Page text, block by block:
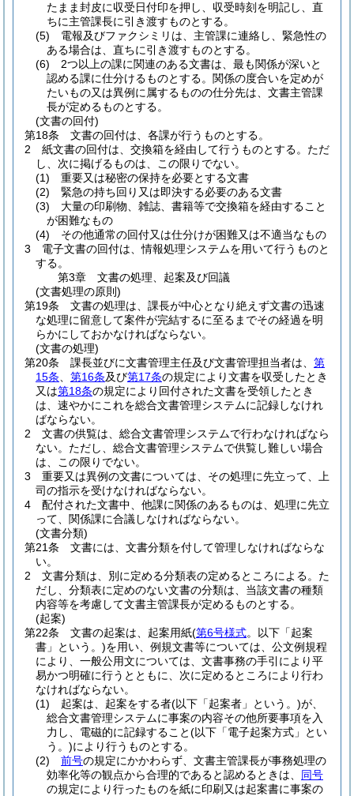
たまま封皮に収受日付印を押し、収受時刻を明記し、直
ちに主管課長に引き渡すものとする。
(5)
電報及びファクシミリは、主管課に連絡し、緊急性の
ある場合は、直ちに引き渡すものとする。
(6)
2つ以上の課に関連のある文書は、最も関係が深いと
認める課に仕分けるものとする。 関係の度合いを定めが
たいもの又は異例に属するものの仕分先は、文書主管課
長が定めるものとする。
(文書の回付)
第18条
文書の回付は、各課が行うものとする。
2
紙文書の回付は、交換箱を経由して行うものとする。 ただ
し、次に掲げるものは、この限りでない。
(1)
重要又は秘密の保持を必要とする文書
(2)
緊急の持ち回り又は即決する必要のある文書
(3)
大量の印刷物、雑誌、書籍等で交換箱を経由すること
が困難なもの
(4)
その他通常の回付又は仕分けが困難又は不適当なもの
3
電子文書の回付は、情報処理システムを用いて行うものと
する。
第3章
文書の処理、起案及び回議
(文書処理の原則)
第19条
文書の処理は、課長が中心となり絶えず文書の迅速
な処理に留意して案件が完結するに至るまでその経過を明
らかにしておかなければならない。
(文書の処理)
第20条
課長並びに文書管理主任及び文書管理担当者は、 第
15条
第16条及び第17条の規定により文書を収受したとき
又は第18条の規定により回付された文書を受領したとき
は、速やかにこれを総合文書管理システムに記録しなけれ
ばならない。
2
文書の供覧は、総合文書管理システムで行わなければなら
ない。 ただし、総合文書管理システムで供覧し難しい場合
は、この限りでない。
3
重要又は異例の文書については、その処理に先立って、上
司の指示を受けなければならない。
4
配付された文書中、他課に関係のあるものは、処理に先立
って、関係課に合議しなければならない。
(文書分類)
第21条
文書には、文書分類を付して管理しなければならな
い。
2
文書分類は、別に定める分類表の定めるところによる。 た
だし、分類表に定めのない文書の分類は、当該文書の種類
内容等を考慮して文書主管課長が定めるものとする。
(起案)
第22条
文書の起案は、起案用紙(第6号様式。以下「起案
書」という。)を用い、例規文書等については、公文例規程
により、一般公用文については、文書事務の手引により平
易かつ明確に行うとともに、次に定めるところにより行わ
なければならない。
(1)
起案は、起案をする者(以下「起案者」という。)が、
総合文書管理システムに事案の内容その他所要事項を入
力し、電磁的に記録すること(以下「電子起案方式」とい
う。)により行うものとする。
(2)
前号の規定にかかわらず、文書主管課長が事務処理の
効率化等の観点から合理的であると認めるときは、 同号
の規定により行ったものを紙に印刷又は起案書に事案の